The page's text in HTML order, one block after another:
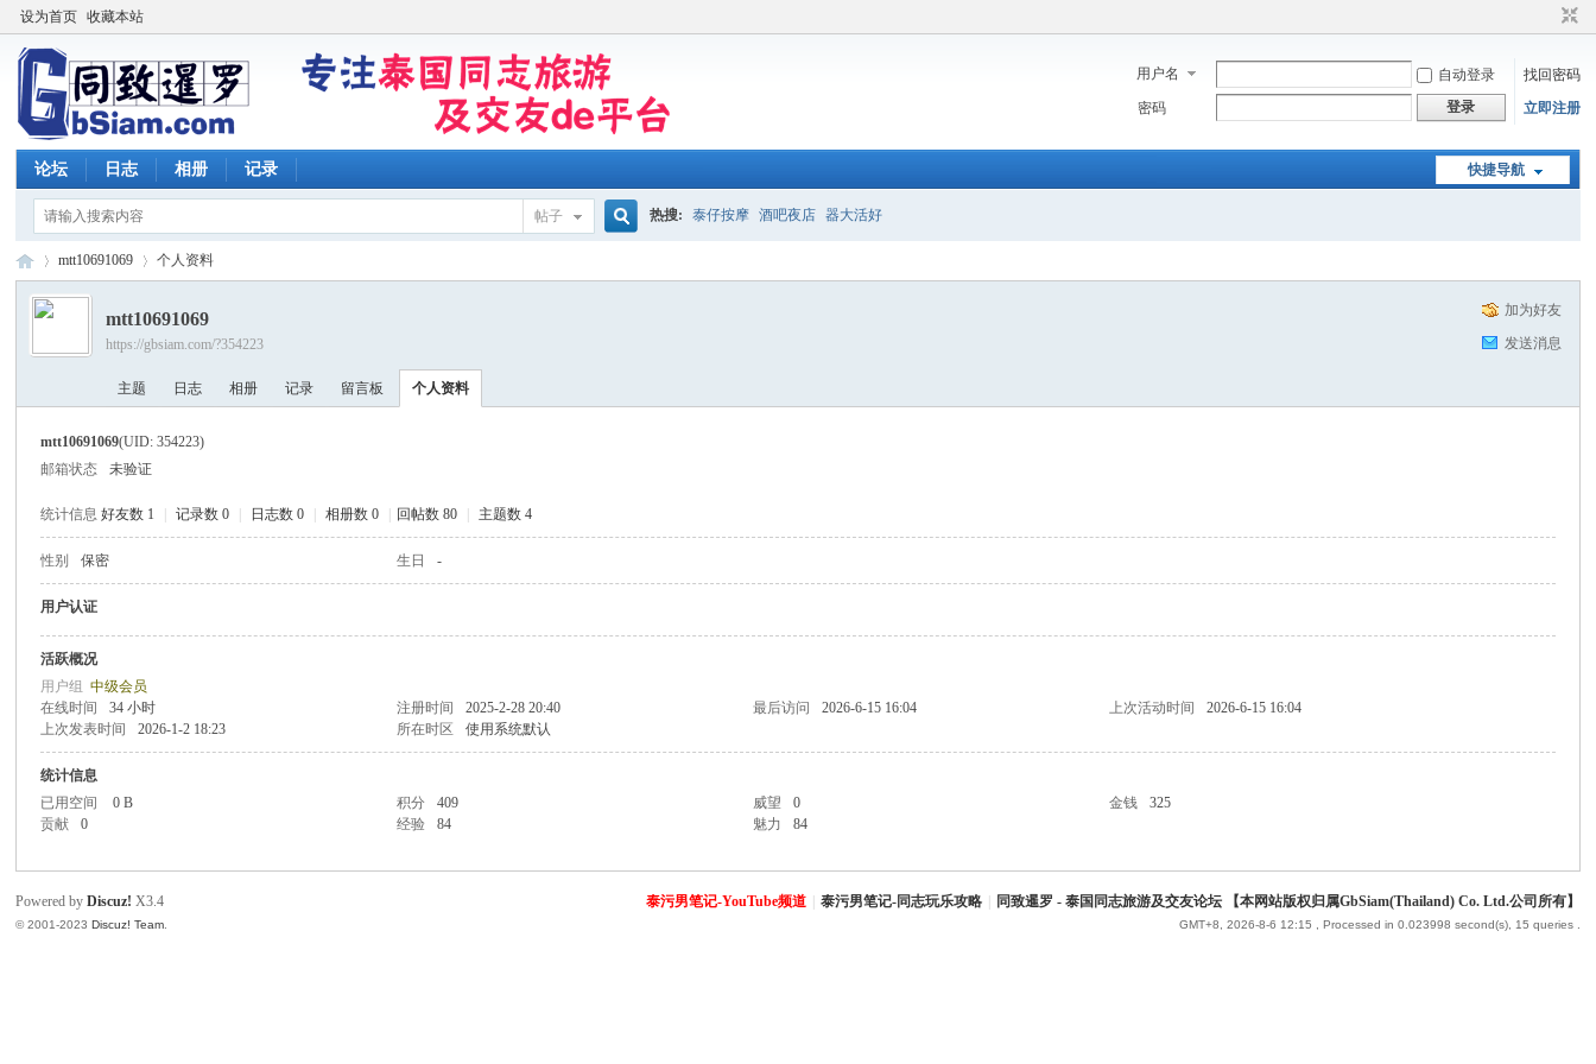
设为首页 收藏本站
用户名 自动登录
找回密码
密码
登录 立即注册
快捷导航
论坛 日志 相册 记录
帖子 热搜: 泰仔按摩 酒吧夜店 器大活好
›
mtt10691069 个人资料
加为好友
发送消息
mtt10691069
https://gbsiam.com/?354223
主题 日志 相册 记录 留言板 个人资料
mtt10691069(UID: 354223)
邮箱状态
未验证
统计信息 好友数 1 记录数 0 日志数 0 相册数 0 回帖数 80 主题数 4
性别 保密 生日 -
用户认证
活跃概况
用户组中级会员
在线时间
34 小时 注册时间 2025-2-28 20:40 最后访问 2026-6-15 16:04 上次活动时间
2026-6-15 16:04
上次发表时间
2026-1-2 18:23 所在时区 使用系统默认
统计信息
已用空间
0 B 积分 409 威望 0 金钱
325
贡献
0 经验 84 魅力 84
泰污男笔记-YouTube频道 泰污男笔记-同志玩乐攻略 同致暹罗 - 泰国同志旅游及交友论坛 【本网站版权归属GbSiam(Thailand) Co. Ltd.公司所有】
GMT+8, 2026-8-6 12:15 , Processed in 0.023998 second(s), 15 queries .
Powered byDiscuz! X3.4
© 2001-2023Discuz! Team